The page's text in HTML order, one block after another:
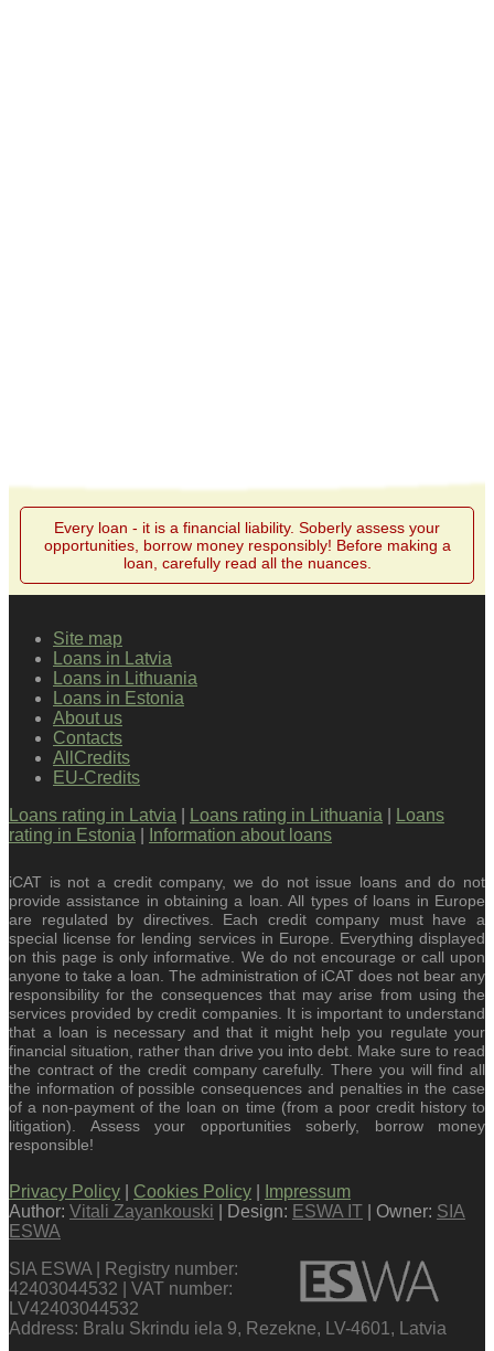
Every loan - it is a financial liability. Soberly assess your
opportunities, borrow money responsibly! Before making a
loan, carefully read all the nuances.
Site map
Loans in Latvia
Loans in Lithuania
Loans in Estonia
About us
Contacts
AllCredits
EU-Credits
Loans rating in Latvia
Loans rating in Lithuania
Loans
rating in Estonia
Information about loans
iCAT is not a credit company, we do not issue loans and do not
provide assistance in obtaining a loan. All types of loans in Europe
are regulated by directives. Each credit company must have a
special license for lending services in Europe. Everything displayed
on this page is only informative. We do not encourage or call upon
anyone to take a loan. The administration of iCAT does not bear any
responsibility for the consequences that may arise from using the
services provided by credit companies. It is important to understand
that a loan is necessary and that it might help you regulate your
financial situation, rather than drive you into debt. Make sure to read
the contract of the credit company carefully. There you will find all
the information of possible consequences and penalties in the case
of a non-payment of the loan on time (from a poor credit history to
litigation). Assess your opportunities soberly, borrow money
responsible!
Privacy Policy Cookies Policy
Impressum
Author: Vitali Zayankouski | Design: ESWA IT | Owner: SIA
ESWA
SIA ESWA | Registry number:
42403044532 | VAT number:
LV42403044532
Address: Bralu Skrindu iela 9, Rezekne, LV-4601, Latvia